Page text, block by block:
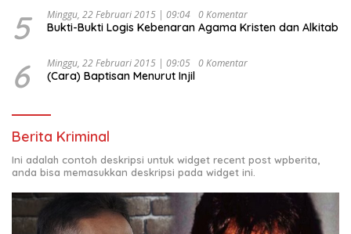
5 Minggu, 22 Februari 2015 | 09:04 0 Komentar
Bukti-Bukti Logis Kebenaran Agama Kristen dan Alkitab
6 Minggu, 22 Februari 2015 | 09:05 0 Komentar
(Cara) Baptisan Menurut Injil
Berita Kriminal
Ini adalah contoh deskripsi untuk widget recent post wpberita,
anda bisa memasukkan deskripsi pada widget ini.